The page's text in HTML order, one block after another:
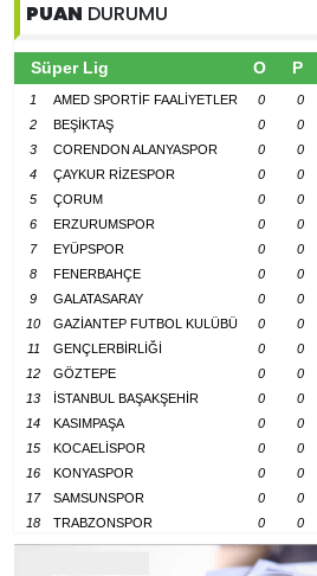
PUAN DURUMU
Süper Lig O P
1 AMED SPORTİF FAALİYETLER 0
0
2
BEŞİKTAŞ 0
0
3
CORENDON ALANYASPOR 0
0
4
ÇAYKUR RİZESPOR 0
0
5
ÇORUM 0
0
6
ERZURUMSPOR 0
0
7
EYÜPSPOR 0
0
8
FENERBAHÇE 0
0
9
GALATASARAY 0
0
10
GAZİANTEP FUTBOL KULÜBÜ 0
0
11
GENÇLERBİRLİĞİ 0
0
12
GÖZTEPE 0
0
13
İSTANBUL BAŞAKŞEHİR 0
0
14
KASIMPAŞA 0
0
15
KOCAELİSPOR 0
0
16
KONYASPOR 0
0
17
SAMSUNSPOR 0
0
18
TRABZONSPOR 0 0